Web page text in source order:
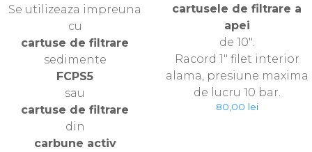
Se utilizeaza impreuna
cu
cartuse de filtrare
sedimente
FCPS5
sau
cartuse de filtrare
din
carbune activ
cartusele de filtrare a
apei
de 10″.
Racord 1″ filet interior
alama, presiune maxima
de lucru 10 bar.
80,00 lei